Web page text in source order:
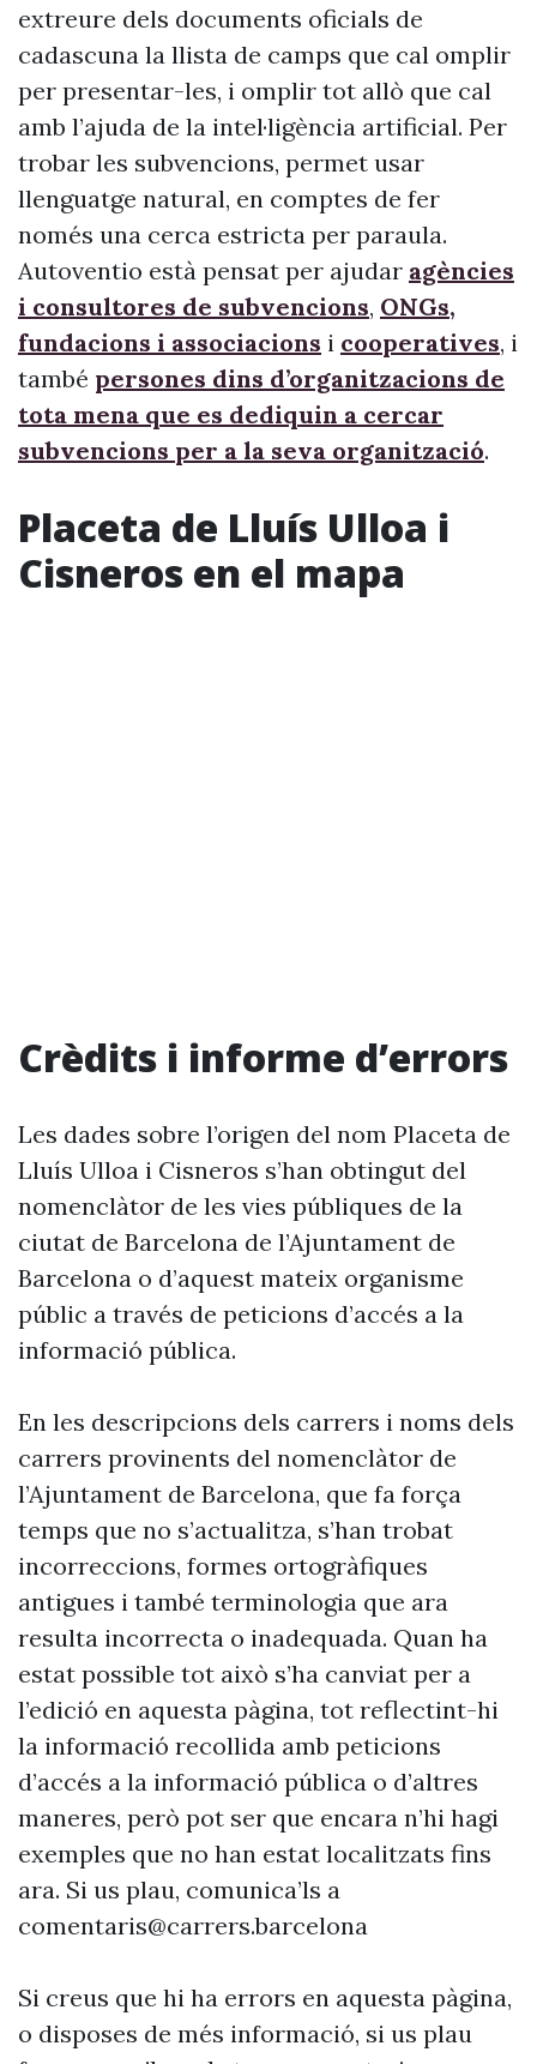
extreure dels documents oficials de
cadascuna la llista de camps que cal omplir
per presentar-les, i omplir tot allò que cal
amb l’ajuda de la intel·ligència artificial. Per
trobar les subvencions, permet usar
llenguatge natural, en comptes de fer
només una cerca estricta per paraula.
Autoventio està pensat per ajudar agències
i consultores de subvencions, ONGs,
fundacions i associacions i cooperatives, i
també persones dins d’organitzacions de
tota mena que es dediquin a cercar
subvencions per a la seva organització.
Placeta de Lluís Ulloa i
Cisneros en el mapa
Crèdits i informe d’errors
Les dades sobre l’origen del nom Placeta de
Lluís Ulloa i Cisneros s’han obtingut del
nomenclàtor de les vies públiques de la
ciutat de Barcelona de l’Ajuntament de
Barcelona o d’aquest mateix organisme
públic a través de peticions d’accés a la
informació pública.
En les descripcions dels carrers i noms dels
carrers provinents del nomenclàtor de
l’Ajuntament de Barcelona, que fa força
temps que no s’actualitza, s’han trobat
incorreccions, formes ortogràfiques
antigues i també terminologia que ara
resulta incorrecta o inadequada. Quan ha
estat possible tot això s’ha canviat per a
l’edició en aquesta pàgina, tot reflectint-hi
la informació recollida amb peticions
d’accés a la informació pública o d’altres
maneres, però pot ser que encara n’hi hagi
exemples que no han estat localitzats fins
ara. Si us plau, comunica’ls a
comentaris@carrers.barcelona
Si creus que hi ha errors en aquesta pàgina,
o disposes de més informació, si us plau